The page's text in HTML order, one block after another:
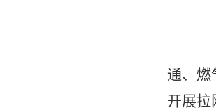
通、燃
开展拉